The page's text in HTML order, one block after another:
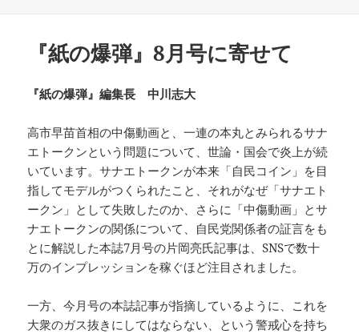
『紙の爆弾』8月号に寄せて
『紙の爆弾』編集長 中川志大
高市早苗首相の中傷動画と、一連の本丸とみられるサナ
エトークンという問題について、世論・国会で炎上が続
いています。サナエトークンが本来「自民コイン」を目
指してモデルがつくられたこと、それがなぜ「サナエト
ークン」として失敗したのか、さらに「中傷動画」とサ
ナエトークンの関係について、自民党関係者の証言をも
とに解説した本誌7月号の片岡亮氏記事は、SNSで数十
万のインプレッションを稼ぐほど注目されました。
一方、今月号の本誌記事が指摘しているように、これを
大衆のガス抜きにしてはならない、という警戒心を持ち